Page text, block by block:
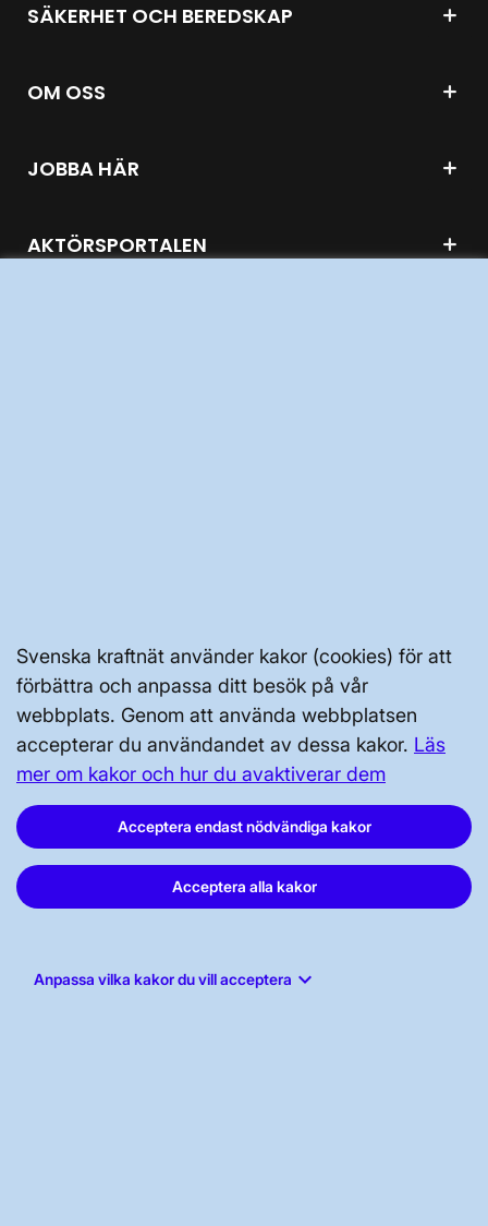
Svenska kraftnät använder kakor (cookies) för att
förbättra och anpassa ditt besök på vår
webbplats. Genom att använda webbplatsen
accepterar du användandet av dessa kakor. Läs
mer om kakor och hur du avaktiverar dem
Acceptera endast nödvändiga kakor
Acceptera alla kakor
Anpassa vilka kakor du vill acceptera keyboard_arrow_down
SÄKERHET OCH BEREDSKAP
OM OSS
JOBBA HÄR
AKTÖRSPORTALEN
Prenumerera
Vår dataskyddspolicy
Tillgänglighetsredogörelse